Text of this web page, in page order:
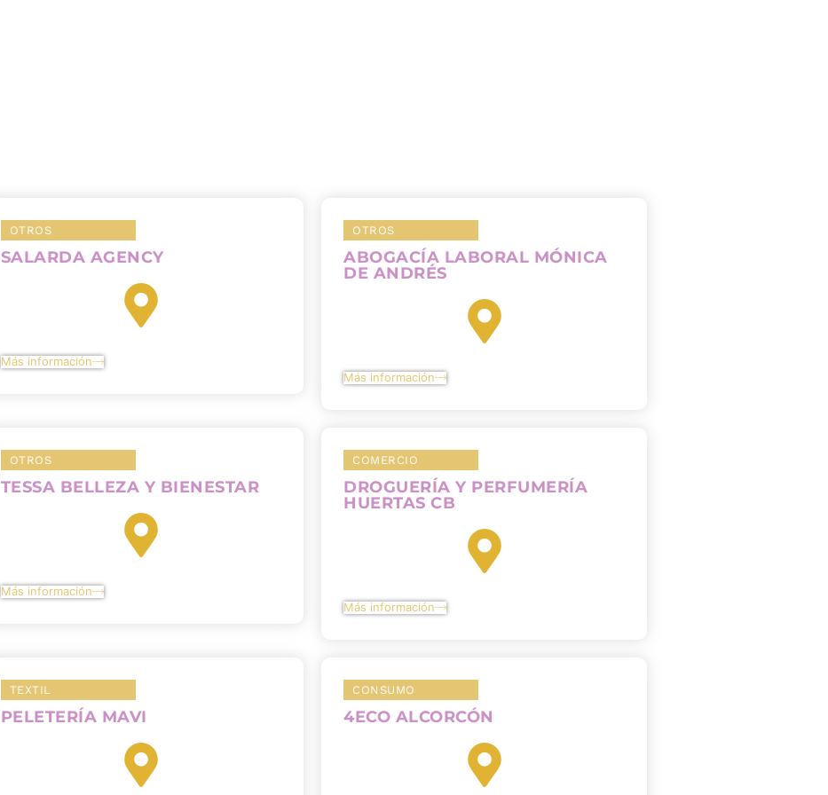
OTROS
SALARDA AGENCY
Más información
OTROS
ABOGACÍA LABORAL MÓNICA
DE ANDRÉS
Más información
OTROS
TESSA BELLEZA Y BIENESTAR
Más información
COMERCIO
DROGUERÍA Y PERFUMERÍA
HUERTAS CB
Más información
TEXTIL
PELETERÍA MAVI
CONSUMO
4ECO ALCORCÓN